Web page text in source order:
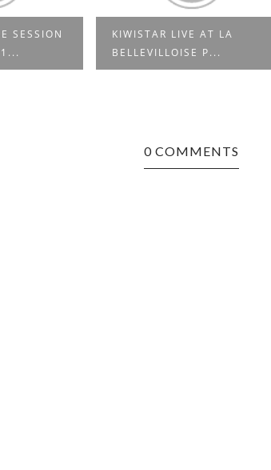
SESSION
KIWISTAR LIVE AT LA
BELLEVILLOISE P...
0 COMMENTS